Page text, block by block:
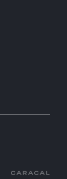
Caracal Agency